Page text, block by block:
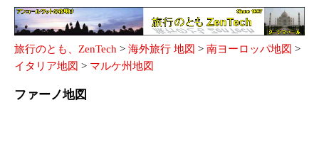
旅行のとも、ZenTech > 海外旅行 地図 > 南ヨーロッパ地図 >
イタリア地図 > マルケ州地図
ファーノ地図